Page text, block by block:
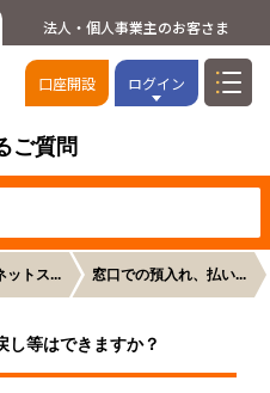
法人・個人事業主のお客さま
口座開設 ログイン
ご質問
ットス... 窓口での預入れ、払い...
し等はできますか？